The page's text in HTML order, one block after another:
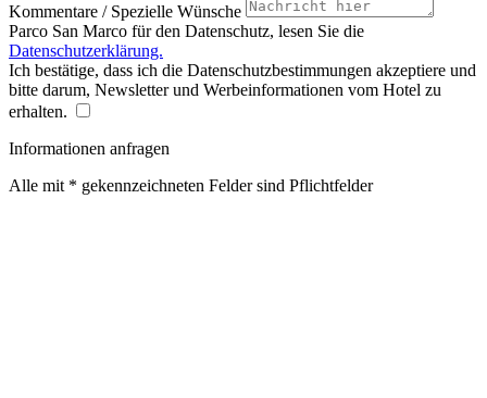
Kommentare / Spezielle Wünsche
Parco San Marco für den Datenschutz, lesen Sie die
Datenschutzerklärung.
Ich bestätige, dass ich die Datenschutzbestimmungen akzeptiere und
bitte darum, Newsletter und Werbeinformationen vom Hotel zu
erhalten.
Informationen anfragen
Alle mit * gekennzeichneten Felder sind Pflichtfelder